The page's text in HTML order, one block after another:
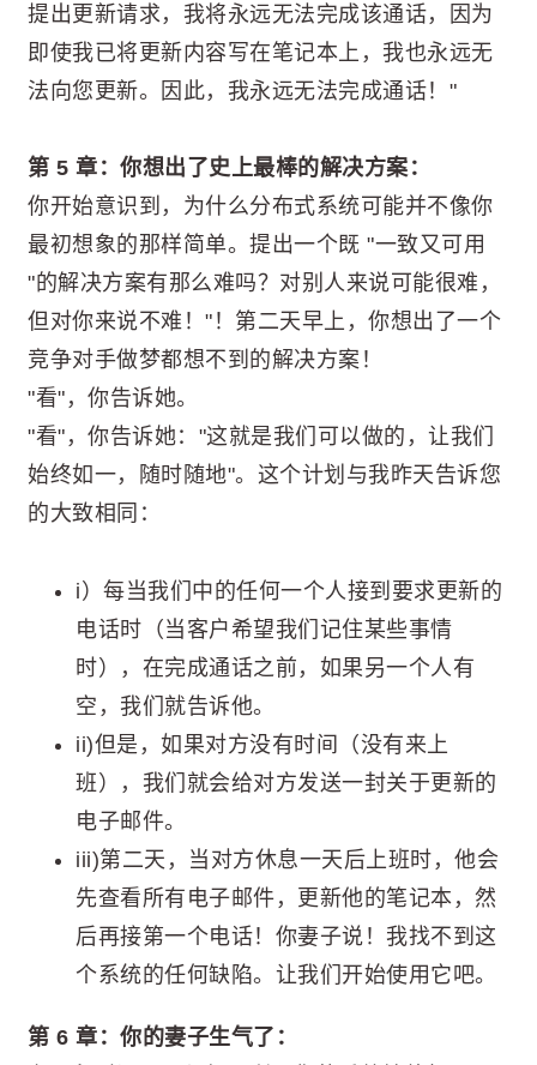
提出更新请求，我将永远无法完成该通话，因为
即使我已将更新内容写在笔记本上，我也永远无
法向您更新。因此，我永远无法完成通话！"
第 5 章：你想出了史上最棒的解决方案：
你开始意识到，为什么分布式系统可能并不像你
最初想象的那样简单。提出一个既 "一致又可用
"的解决方案有那么难吗？对别人来说可能很难，
但对你来说不难！"！第二天早上，你想出了一个
竞争对手做梦都想不到的解决方案！
"看"，你告诉她。
"看"，你告诉她："这就是我们可以做的，让我们
始终如一，随时随地"。这个计划与我昨天告诉您
的大致相同：
i）每当我们中的任何一个人接到要求更新的
电话时（当客户希望我们记住某些事情
时），在完成通话之前，如果另一个人有
空，我们就告诉他。
ii)但是，如果对方没有时间（没有来上
班），我们就会给对方发送一封关于更新的
电子邮件。
iii)第二天，当对方休息一天后上班时，他会
先查看所有电子邮件，更新他的笔记本，然
后再接第一个电话！你妻子说！我找不到这
个系统的任何缺陷。让我们开始使用它吧。
第 6 章：你的妻子生气了：